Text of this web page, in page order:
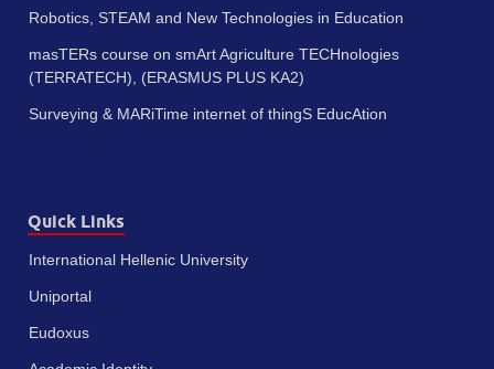
Robotics, STEAM and New Technologies in Education
masTERs course on smArt Agriculture TECHnologies
(TERRATECH), (ERASMUS PLUS KA2)
Surveying & MARiTime internet of thingS EducAtion
Quick Links
International Hellenic University
Uniportal
Eudoxus